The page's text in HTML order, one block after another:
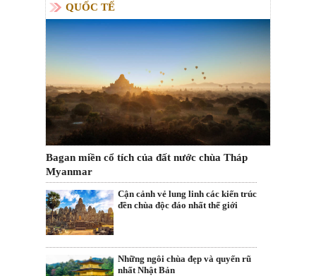
QUỐC TẾ
Bagan miền cổ tích của đất nước chùa Tháp
Myanmar
Cận cảnh vẻ lung linh các kiến trúc
đền chùa độc đáo nhất thế giới
Những ngôi chùa đẹp và quyến rũ
nhất Nhật Bản